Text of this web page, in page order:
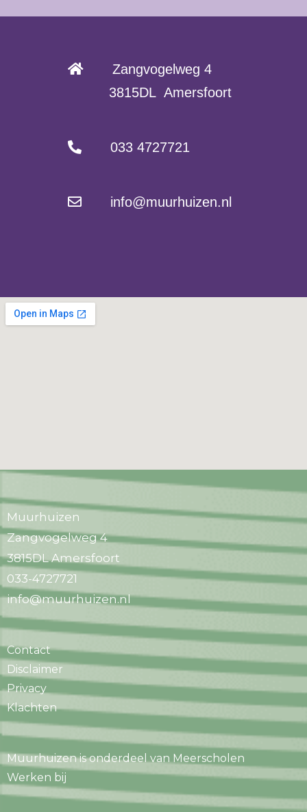
Zangvogelweg 4
3815DL Amersfoort
033 4727721
info@muurhuizen.nl
Muurhuizen
Zangvogelweg 4
3815DL Amersfoort
033-4727721
info@muurhuizen.nl
Contact
Disclaimer
Privacy
Klachten
Muurhuizen is onderdeel van Meerscholen
Werken bij